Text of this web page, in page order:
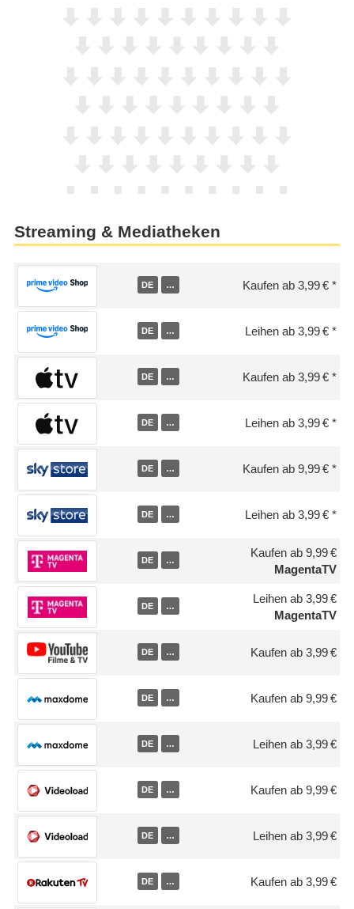
Streaming & Mediatheken
DE … Kaufen ab 3,99 €
DE … Leihen ab 3,99 €
DE … Kaufen ab 3,99 €
DE … Leihen ab 3,99 €
DE … Kaufen ab 9,99 €
DE … Leihen ab 3,99 €
DE …
Kaufen ab 9,99 €
MagentaTV
DE …
Leihen ab 3,99 €
MagentaTV
DE … Kaufen ab 3,99 €
DE … Kaufen ab 9,99 €
DE … Leihen ab 3,99 €
DE … Kaufen ab 9,99 €
DE … Leihen ab 3,99 €
DE … Kaufen ab 3,99 €